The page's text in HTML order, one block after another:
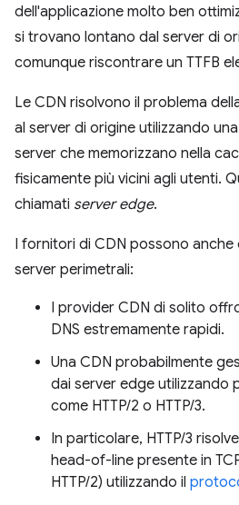
dell'applicazione molto ben
si trovano lontano dal server di
comunque riscontrare un TTFB
Le CDN risolvono il problema
al server di origine utilizzando
server che memorizzano nella
fisicamente più vicini agli utenti.
chiamati server edge.
I fornitori di CDN possono
server perimetrali:
I provider CDN di solito
DNS estremamente rapidi.
Una CDN probabilmente
dai server edge utilizzando
come HTTP/2 o HTTP/3.
In particolare, HTTP/3
head-of-line presente in
HTTP/2) utilizzando il